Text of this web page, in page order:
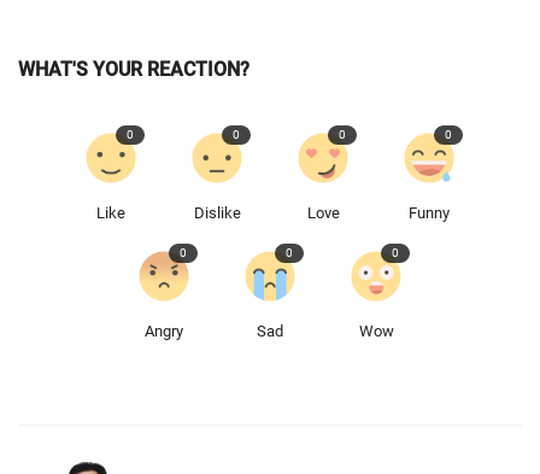
WHAT'S YOUR REACTION?
Like
0
Dislike
0
Love
0
Funny
0
Angry
0
Sad
0
Wow
0